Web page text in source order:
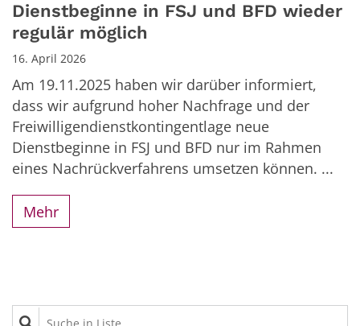
Dienstbeginne in FSJ und BFD wieder
regulär möglich
16. April 2026
Am 19.11.2025 haben wir darüber informiert,
dass wir aufgrund hoher Nachfrage und der
Freiwilligendienstkontingentlage neue
Dienstbeginne in FSJ und BFD nur im Rahmen
eines Nachrückverfahrens umsetzen können. ...
Mehr
Suche in Liste